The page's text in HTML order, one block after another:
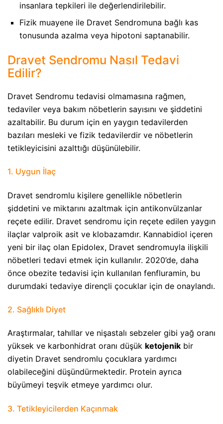
insanlara tepkileri ile değerlendirilebilir.
Fizik muayene ile Dravet Sendromuna bağlı kas
tonusunda azalma veya hipotoni saptanabilir.
Dravet Sendromu Nasıl Tedavi
Edilir?
Dravet Sendromu tedavisi olmamasına rağmen,
tedaviler veya bakım nöbetlerin sayısını ve şiddetini
azaltabilir. Bu durum için en yaygın tedavilerden
bazıları mesleki ve fizik tedavilerdir ve nöbetlerin
tetikleyicisini azalttığı düşünülebilir.
1. Uygun İlaç​
Dravet sendromlu kişilere genellikle nöbetlerin
şiddetini ve miktarını azaltmak için antikonvülzanlar
reçete edilir. Dravet sendromu için reçete edilen yaygın
ilaçlar valproik asit ve klobazamdır. Kannabidiol içeren
yeni bir ilaç olan Epidolex, Dravet sendromuyla ilişkili
nöbetleri tedavi etmek için kullanılır. 2020’de, daha
önce obezite tedavisi için kullanılan fenfluramin, bu
durumdaki tedaviye dirençli çocuklar için de onaylandı.
2. Sağlıklı Diyet​
Araştırmalar, tahıllar ve nişastalı sebzeler gibi yağ oranı
yüksek ve karbonhidrat oranı düşük ketojenik bir
diyetin Dravet sendromlu çocuklara yardımcı
olabileceğini düşündürmektedir. Protein ayrıca
büyümeyi teşvik etmeye yardımcı olur.
3. Tetikleyicilerden Kaçınmak​